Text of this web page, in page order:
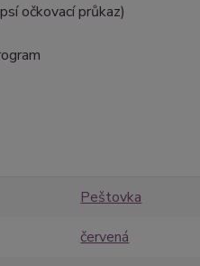
očkovací průkaz)
Peštovka
červená